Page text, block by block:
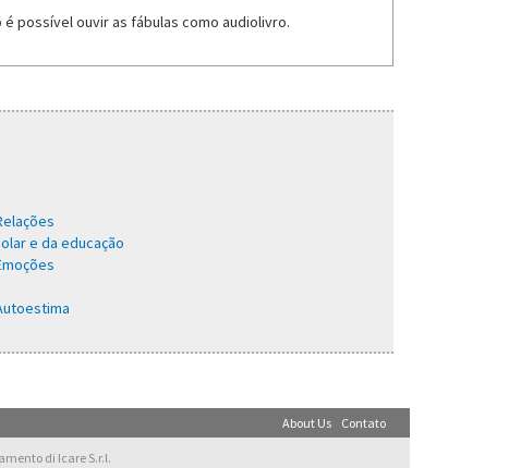
possível ouvir as fábulas como audiolivro.
e da educação
About Us Contato
di Icare S.r.l.